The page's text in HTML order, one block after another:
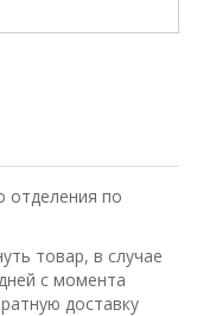
отделения по
товар, в случае
с момента
доставку